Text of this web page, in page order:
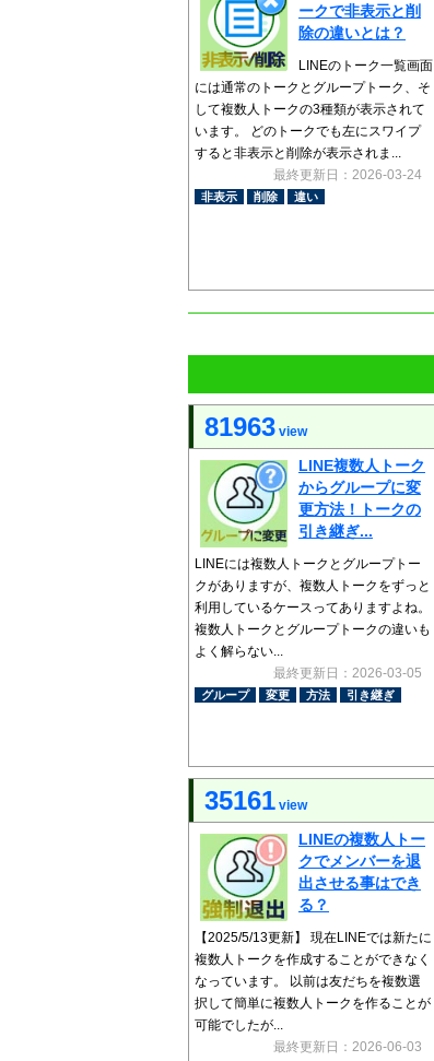
ークで非表示と削
除の違いとは？
LINEのトーク一覧画面
には通常のトークとグループトーク、そ
して複数人トークの3種類が表示されて
います。 どのトークでも左にスワイプ
すると非表示と削除が表示されま...
最終更新日：2026-03-24
非表示 削除 違い
81963 view
LINE複数人トーク
からグループに変
更方法！トークの
引き継ぎ...
LINEには複数人トークとグループトー
クがありますが、複数人トークをずっと
利用しているケースってありますよね。
複数人トークとグループトークの違いも
よく解らない...
最終更新日：2026-03-05
グループ 変更 方法 引き継ぎ
35161 view
LINEの複数人トー
クでメンバーを退
出させる事はでき
る？
【2025/5/13更新】 現在LINEでは新たに
複数人トークを作成することができなく
なっています。 以前は友だちを複数選
択して簡単に複数人トークを作ることが
可能でしたが...
最終更新日：2026-06-03